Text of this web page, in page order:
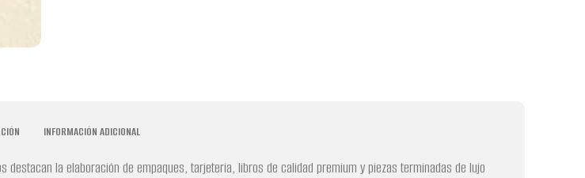
INFORMACIÓN ADICIONAL
destacan la elaboración de empaques, tarjeteria, libros de calidad premium y piezas terminadas de lujo